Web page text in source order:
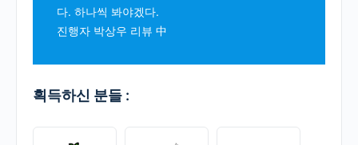
다. 하나씩 봐야겠다.
진행자 박상우 리뷰 中
획득하신 분들 :